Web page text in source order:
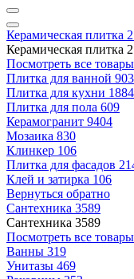
Керамическая плитка
Керамическая плитка
Посмотреть все товары
Плитка для ванной
Плитка для кухни 1884
Плитка для пола 609
Керамогранит 9404
Мозаика 830
Клинкер 106
Плитка для фасадов
Клей и затирка 106
Вернуться обратно
Сантехника 3589
Сантехника 3589
Посмотреть все товары
Ванны 319
Унитазы 469